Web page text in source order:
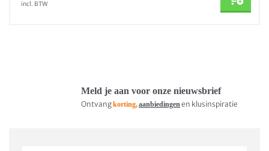
incl. BTW
Meld je aan voor onze nieuwsbrief
Ontvangkorting,aanbiedingenen klusinspiratie